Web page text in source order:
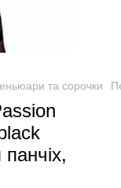
та сорочки